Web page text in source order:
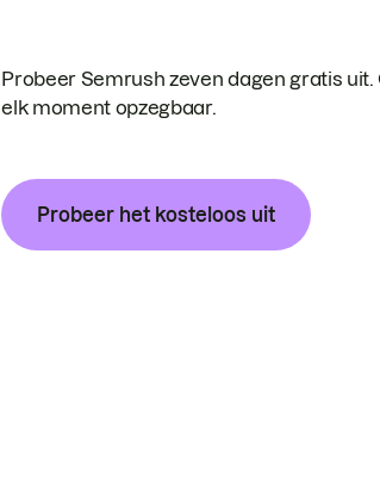
Probeer Semrush zeven dagen gratis uit.
elk moment opzegbaar.
Probeer het kosteloos uit